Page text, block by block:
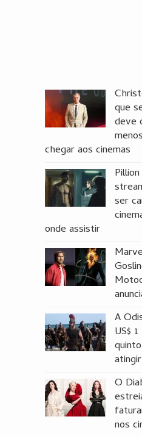
que
deve
chegar aos cinemas
ser
onde assistir
A
US$
O
nos